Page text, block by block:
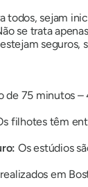
todos, sejam
se trata
seguros,
de 75 minutos
filhotes têm
Os estúdios
em